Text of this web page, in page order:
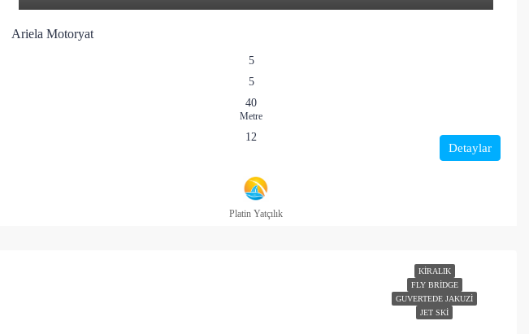
Ariela Motoryat
5
5
40
Metre
12
Detaylar
Platin Yatçılık
KIRALIK
FLY BRIDGE
GUVERTEDE JAKUZI
JET SKI